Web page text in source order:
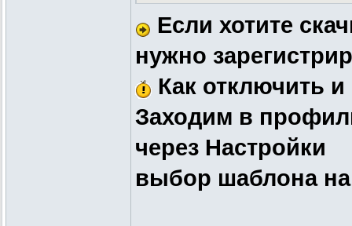
Если хотите
нужно
Как отключить
Заходим в
через Настройки
выбор шаблона